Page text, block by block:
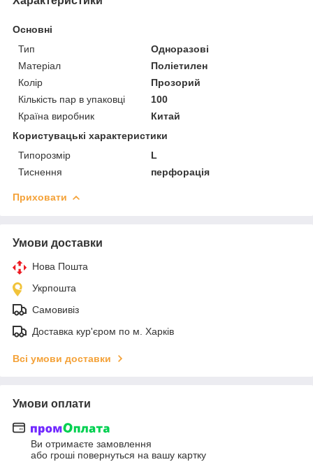
Основні
Тип
Одноразові
Матеріал
Поліетилен
Колір
Прозорий
Кількість пар в упаковці
100
Країна виробник
Китай
Користувацькі характеристики
Типорозмір
L
Тиснення
перфорація
Приховати
Умови доставки
Нова Пошта
Укрпошта
Самовивіз
Доставка кур'єром по м. Харків
Всі умови доставки
Умови оплати
Ви отримаєте замовлення
або гроші повернуться на вашу картку